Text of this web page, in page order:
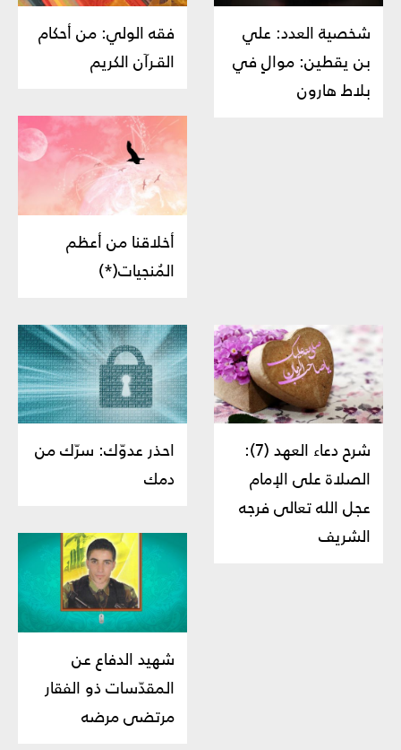
شخصية العدد: علي
بن يقطين: موالٍ في
بلاط هارون
فقه الولي: من أحكام
القـرآن الكريم
أخلاقنا من أعظم
المُنجيات(*)
شرح دعاء العهد (7):
الصلاة على الإمام
عجل الله تعالى فرجه
الشريف
احذر عدوّك: سرّك من
دمك
شهيد الدفاع عن
المقدّسات ذو الفقار
مرتضى مرضه